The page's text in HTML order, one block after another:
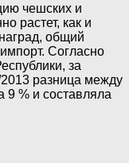
чешских и
растет, как и
общий
Согласно
за
разница между
9 % и составляла